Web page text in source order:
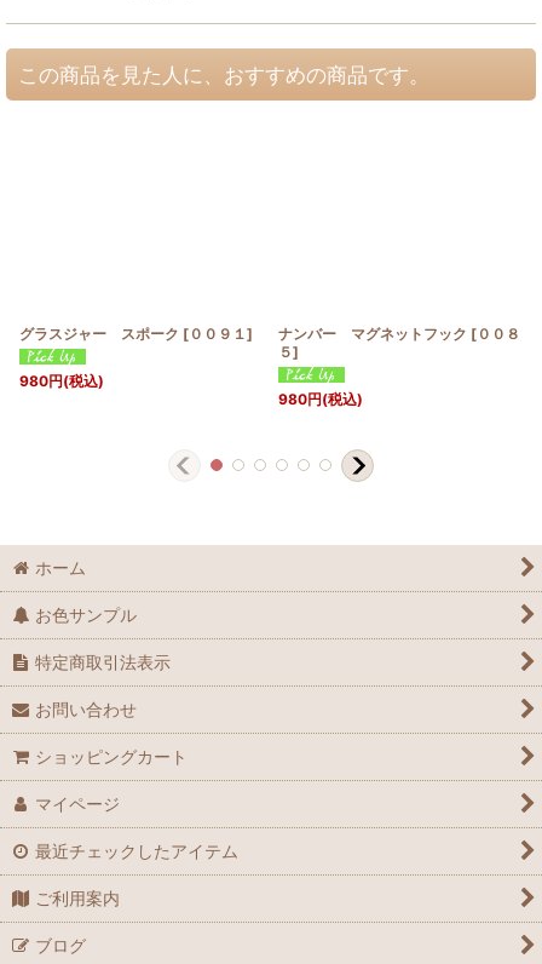
この商品を見た人に、おすすめの商品です。
グラスジャー スポーク [ ００９１]
980円(税込)
ナンバー マグネットフック [ ００８
５]
980円(税込)
ホーム
お色サンプル
特定商取引法表示
お問い合わせ
ショッピングカート
マイページ
最近チェックしたアイテム
ご利用案内
ブログ